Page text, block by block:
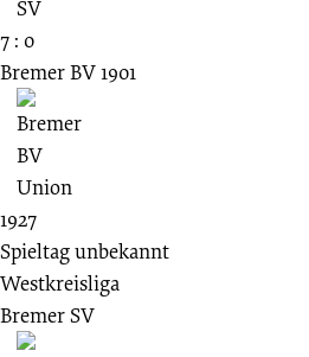
7 : 0
Bremer BV 1901
1927
Spieltag unbekannt
Westkreisliga
Bremer SV